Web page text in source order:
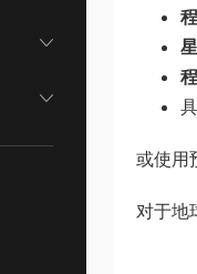
或使用
对于地